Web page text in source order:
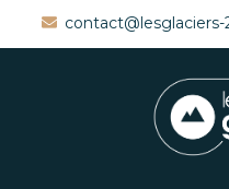
contact@lesglaciers-